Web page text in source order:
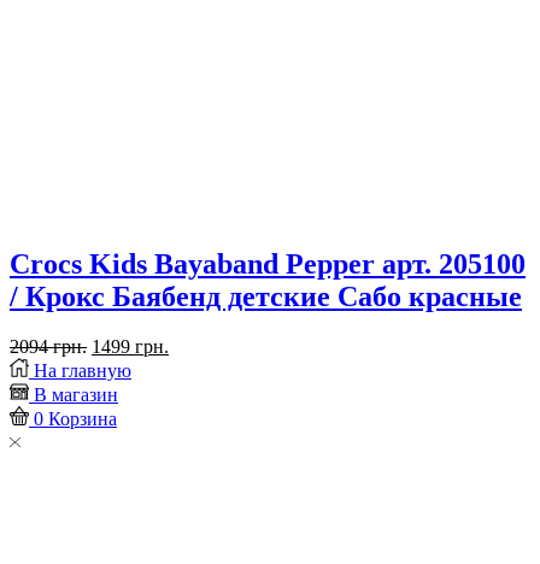
Crocs Kids Bayaband Pepper арт. 205100
/ Крокс Баябенд детские Сабо красные
2094грн. Первоначальная
цена
составляла
2094 грн..
1499 грн.
Placeholder
for
ajax
description
На главную
В магазин
0 Корзина